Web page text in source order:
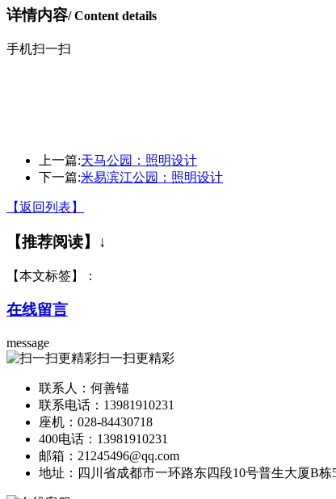
详情内容/ Content details
手机扫一扫
上一篇:天马公园：照明设计
下一篇:米易滨江公园：照明设计
【返回列表】
【推荐阅读】↓
【本文标签】：
在线留言
message
扫一扫更精彩
联系人：何善锚
联系电话：13981910231
座机：028-84430718
400电话：13981910231
邮箱：21245496@qq.com
地址：四川省成都市一环路东四段10号普生大厦B栋